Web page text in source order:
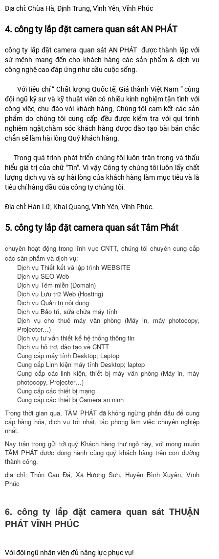
Địa chỉ: Chùa Hà, Định Trung, Vĩnh Yên, Vĩnh Phúc
4. công ty lắp đặt camera quan sát AN PHÁT
công ty lắp đặt camera quan sát AN PHÁT được thành lập với
sứ mệnh mang đến cho khách hàng các sản phẩm & dịch vụ
công nghệ cao đáp ứng như cầu cuộc sống.
Với tiêu chí “ Chất lượng Quốc tế, Giá thành Việt Nam “ cùng
đội ngũ kỹ sư và kỹ thuật viên có nhiều kinh nghiệm tận tình với
công việc, chu đáo với khách hàng, Chúng tôi cam kết các sản
phẩm do chúng tôi cung cấp đều được kiểm tra với qui trình
nghiêm ngặt,chăm sóc khách hàng được đào tạo bài bản chắc
chắn sẽ làm hài lòng Quý khách hàng.
Trong quá trình phát triển chúng tôi luôn trân trọng và thấu
hiểu giá trị của chữ "Tín". Vì vậy Công ty chúng tôi luôn lấy chất
lượng dịch vụ và sự hài lòng của khách hàng làm mục tiêu và là
tiêu chí hàng đầu của công ty chúng tôi.
Địa chỉ: Hán Lữ, Khai Quang, Vĩnh Yên, Vĩnh Phúc.
5. công ty lắp đặt camera quan sát Tâm Phát
chuyên hoạt động trong lĩnh vực CNTT, chúng tôi chuyên cung cấp
các sản phẩm và dịch vụ:
Dịch vụ Thiết kết và lập trình WEBSITE
Dịch vụ SEO Web
Dịch vụ Têm miền (Domain)
Dịch vụ Lưu trữ Web (Hosting)
Dịch vụ Quản trị nội dung
Dịch vụ Bảo trì, sửa chữa máy tính
Dịch vụ cho thuê máy văn phòng (Máy in, máy photocopy,
Projecter…)
Dịch vụ tư vấn thiết kế hệ thống thông tin
Dịch vụ hỗ trợ, đào tạo về CNTT
Cung cấp máy tính Desktop; Laptop
Cung cấp Linh kiện máy tính Desktop; laptop
Cung cấp các linh kiện, thiết bị máy văn phòng (Máy in, máy
photocopy, Projecter…)
Cung cấp các thiết bị mạng
Cung cấp các thiết bị Camera an ninh
Trong thời gian qua, TÂM PHÁT đã không ngừng phấn đấu để cung
cấp hàng hóa, dịch vụ tốt nhất, tác phong làm việc chuyên nghiệp
nhất.
Nay trân trọng gửi tới quý Khách hàng thư ngỏ này, với mong muốn
TÂM PHÁT được đồng hành cùng quý khách hàng trên con đường
thành công.
địa chỉ: Thôn Cầu Đá, Xã Hương Sơn, Huyện Bình Xuyên, Vĩnh
Phúc
6. công ty lắp đặt camera quan sát THUẬN
PHÁT VĨNH PHÚC
Với đội ngũ nhân viên đủ năng lực phục vụ!